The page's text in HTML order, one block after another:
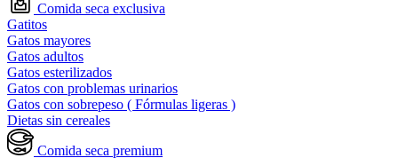
Comida seca exclusiva
Gatitos
Gatos mayores
Gatos adultos
Gatos esterilizados
Gatos con problemas urinarios
Gatos con sobrepeso ( Fórmulas ligeras )
Dietas sin cereales
Comida seca premium